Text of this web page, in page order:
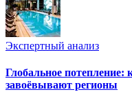
Экспертный анализ
Глобальное потепление:
завоёвывают регионы